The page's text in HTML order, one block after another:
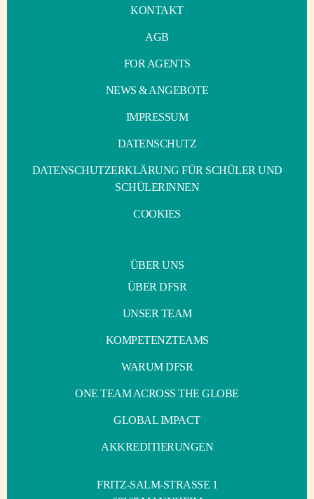
KONTAKT
AGB
FOR AGENTS
NEWS & ANGEBOTE
IMPRESSUM
DATENSCHUTZ
DATENSCHUTZERKLÄRUNG FÜR SCHÜLER UND
SCHÜLERINNEN
COOKIES
ÜBER UNS
ÜBER DFSR
UNSER TEAM
KOMPETENZTEAMS
WARUM DFSR
ONE TEAM ACROSS THE GLOBE
GLOBAL IMPACT
AKKREDITIERUNGEN
FRITZ-SALM-STRASSE 1